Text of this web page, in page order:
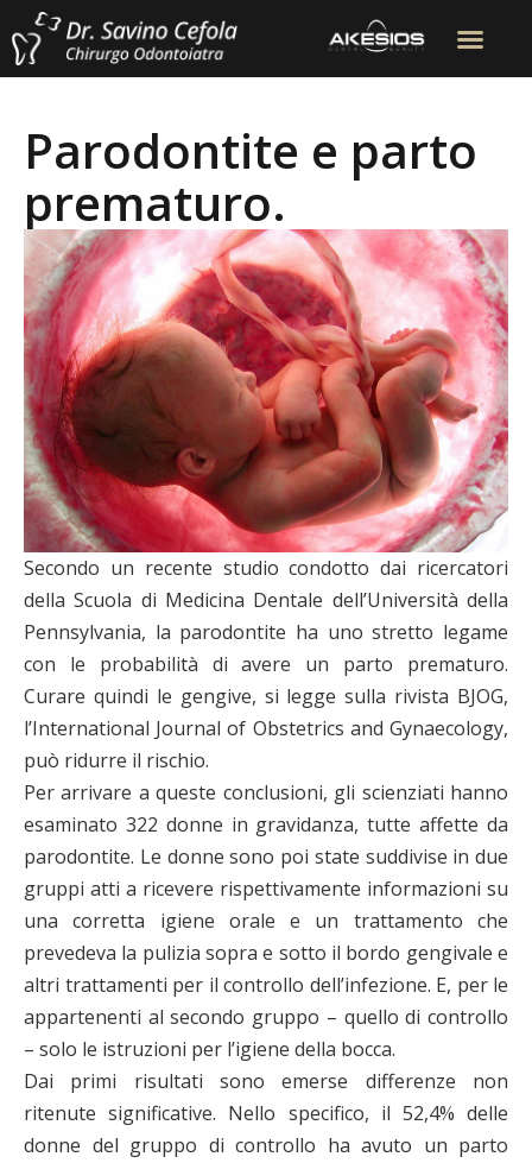
Parodontite e parto
prematuro.
Secondo un recente studio condotto dai ricercatori
della Scuola di Medicina Dentale dell’Università della
Pennsylvania, la parodontite ha uno stretto legame
con le probabilità di avere un parto prematuro.
Curare quindi le gengive, si legge sulla rivista BJOG,
l’International Journal of Obstetrics and Gynaecology,
può ridurre il rischio.
Per arrivare a queste conclusioni, gli scienziati hanno
esaminato 322 donne in gravidanza, tutte affette da
parodontite. Le donne sono poi state suddivise in due
gruppi atti a ricevere rispettivamente informazioni su
una corretta igiene orale e un trattamento che
prevedeva la pulizia sopra e sotto il bordo gengivale e
altri trattamenti per il controllo dell’infezione. E, per le
appartenenti al secondo gruppo – quello di controllo
– solo le istruzioni per l’igiene della bocca.
Dai primi risultati sono emerse differenze non
ritenute significative. Nello specifico, il 52,4% delle
donne del gruppo di controllo ha avuto un parto